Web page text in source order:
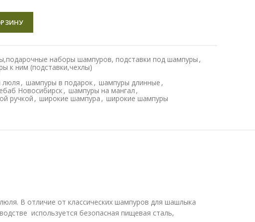
наборы шампуров, подставки под шампуры ,
к ним (подставки,чехлы)
люля , шампуры в подарок, шампуры длинные ,
Новосибирск, шампуры на мангал ,
ручкой , широкие шампура , широкие шампуры
В отличие от классических шампуров для шашлыка
используется безопасная пищевая сталь,